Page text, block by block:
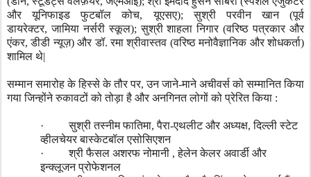
और यूनिफाइड फुटबॉल कोच,यूएसए);सुश्री परवीन खान (पूर्व
डायरेक्टर,जामिया नर्सरी स्कूल);सुश्री शाहला निगार (वरिष्ठ पत्रकार और
एंकर,डीडी न्यूज़) और डॉ. रमा श्रीवास्तव (वरिष्ठ मनोवैज्ञानिक और शोधकर्ता)
शामिल थे|
सम्मान समारोह के हिस्से के तौर पर,उन जाने-माने अचीवर्स को सम्मानित किया
गया जिन्होंने रुकावटों को तोड़ा है और अनगिनत लोगों को प्रेरित किया :
·सुश्री तस्नीम फातिमा,पैरा-एथलीट और अध्यक्ष,दिल्ली स्टेट
व्हीलचेयर बास्केटबॉल एसोसिएशन
·श्री फैसल अशरफ नोमानी ,हेलेन केलर अवार्डी और
इन्क्लूजन प्रोफेशनल